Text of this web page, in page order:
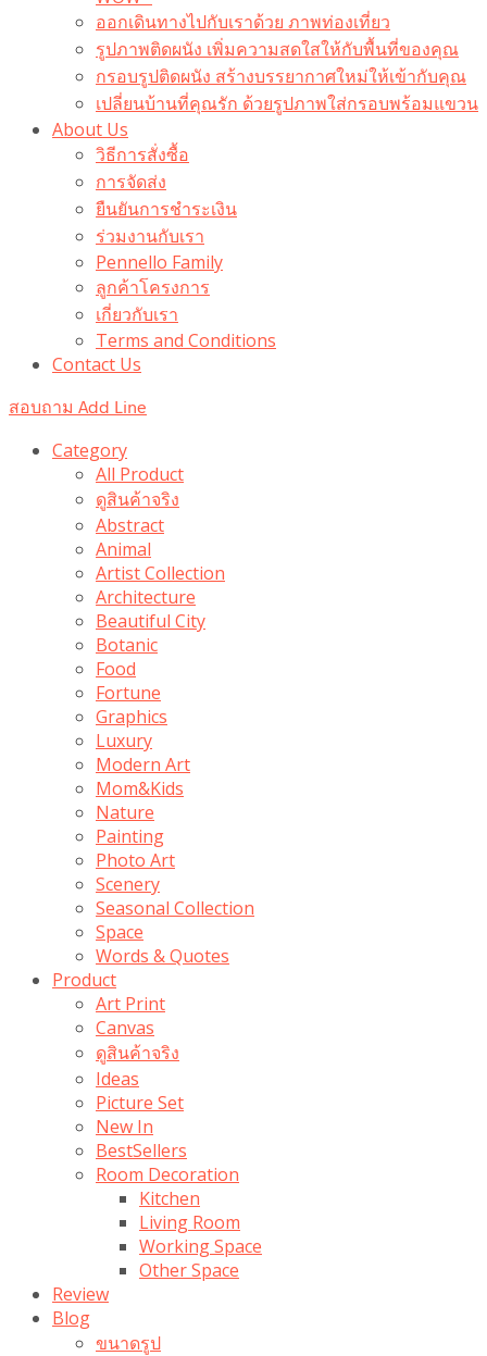
ออกเดินทางไปกับเราด้วย ภาพท่องเที่ยว
รูปภาพติดผนัง เพิ่มความสดใสให้กับพื้นที่ของคุณ
กรอบรูปติดผนัง สร้างบรรยากาศใหม่ให้เข้ากับคุณ
เปลี่ยนบ้านที่คุณรัก ด้วยรูปภาพใส่กรอบพร้อมแขวน​
About Us
วิธีการสั่งซื้อ
การจัดส่ง
ยืนยันการชำระเงิน
ร่วมงานกับเรา
Pennello Family
ลูกค้าโครงการ
เกี่ยวกับเรา
Terms and Conditions
Contact Us
สอบถาม Add Line
Category
All Product
ดูสินค้าจริง
Abstract
Animal
Artist Collection
Architecture
Beautiful City
Botanic
Food
Fortune
Graphics
Luxury
Modern Art
Mom&Kids
Nature
Painting
Photo Art
Scenery
Seasonal Collection
Space
Words & Quotes
Product
Art Print
Canvas
ดูสินค้าจริง
Ideas
Picture Set
New In
BestSellers
Room Decoration
Kitchen
Living Room
Working Space
Other Space
Review
Blog
ขนาดรูป